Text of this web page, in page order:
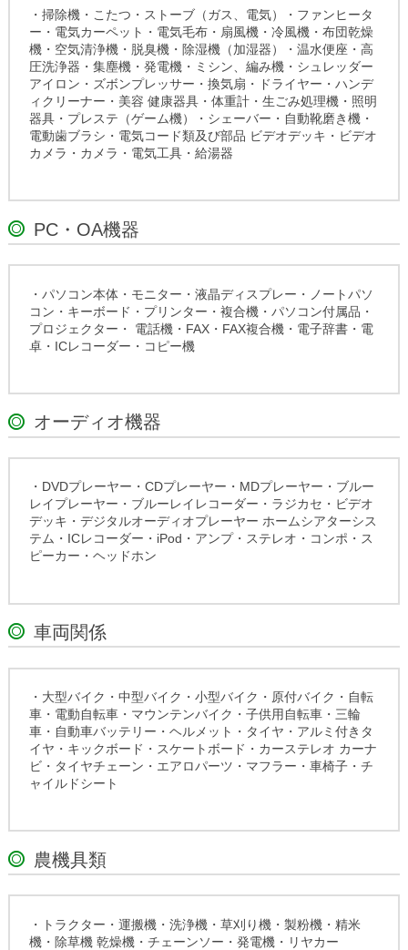
・掃除機・こたつ・ストーブ（ガス、電気）・ファンヒータ
ー・電気カーペット・電気毛布・扇風機・冷風機・布団乾燥
機・空気清浄機・脱臭機・除湿機（加湿器）・温水便座・高
圧洗浄器・集塵機・発電機・ミシン、編み機・シュレッダー
アイロン・ズボンプレッサー・換気扇・ドライヤー・ハンデ
ィクリーナー・美容 健康器具・体重計・生ごみ処理機・照明
器具・プレステ（ゲーム機）・シェーバー・自動靴磨き機・
電動歯ブラシ・電気コード類及び部品 ビデオデッキ・ビデオ
カメラ・カメラ・電気工具・給湯器
PC・OA機器
・パソコン本体・モニター・液晶ディスプレー・ノートパソ
コン・キーボード・プリンター・複合機・パソコン付属品・
プロジェクター・ 電話機・FAX・FAX複合機・電子辞書・電
卓・ICレコーダー・コピー機
オーディオ機器
・DVDプレーヤー・CDプレーヤー・MDプレーヤー・ブルー
レイプレーヤー・ブルーレイレコーダー・ラジカセ・ビデオ
デッキ・デジタルオーディオプレーヤー ホームシアターシス
テム・ICレコーダー・iPod・アンプ・ステレオ・コンポ・ス
ピーカー・ヘッドホン
車両関係
・大型バイク・中型バイク・小型バイク・原付バイク・自転
車・電動自転車・マウンテンバイク・子供用自転車・三輪
車・自動車バッテリー・ヘルメット・タイヤ・アルミ付きタ
イヤ・キックボード・スケートボード・カーステレオ カーナ
ビ・タイヤチェーン・エアロパーツ・マフラー・車椅子・チ
ャイルドシート
農機具類
・トラクター・運搬機・洗浄機・草刈り機・製粉機・精米
機・除草機 乾燥機・チェーンソー・発電機・リヤカー